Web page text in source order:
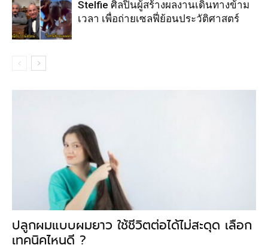
Stelfie ศิลปินผู้สร้างผลงานเดินทางข้าม
เวลา เพื่อถ่ายเซลฟี่ย้อนประวัติศาสตร์
ปลูกผมแบบผมยาว ใช้ชีวิตต่อได้ไม่สะดุด เลือก
เทคนิคไหนดี ?